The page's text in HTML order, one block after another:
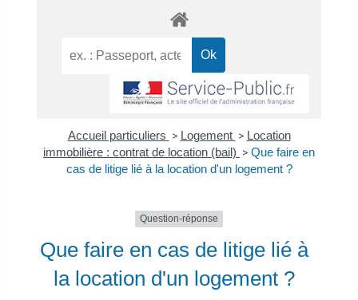
Accueil particuliers > Logement > Location
immobilière : contrat de location (bail) > Que faire en
cas de litige lié à la location d'un logement ?
Question-réponse
Que faire en cas de litige lié à
la location d'un logement ?